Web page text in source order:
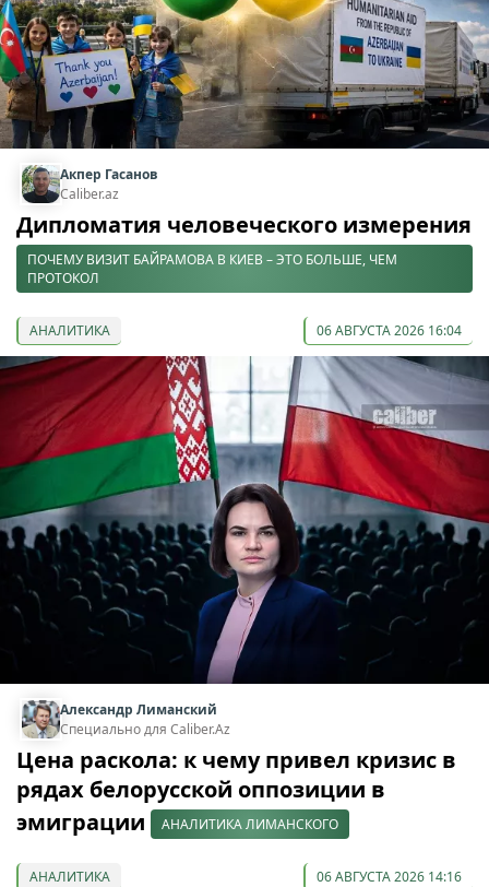
Акпер Гасанов
Caliber.az
Дипломатия человеческого измерения
ПОЧЕМУ ВИЗИТ БАЙРАМОВА В КИЕВ – ЭТО БОЛЬШЕ, ЧЕМ
ПРОТОКОЛ
АНАЛИТИКА 06 АВГУСТА 2026 16:04
Александр Лиманский
Специально для Caliber.Az
Цена раскола: к чему привел кризис в
рядах белорусской оппозиции в
эмиграции
АНАЛИТИКА ЛИМАНСКОГО
АНАЛИТИКА 06 АВГУСТА 2026 14:16